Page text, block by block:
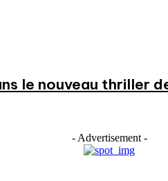
le nouveau thriller
- Advertisement -